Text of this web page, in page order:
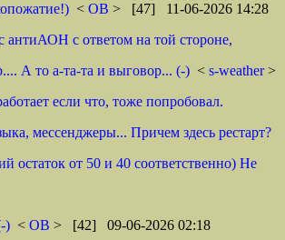
< ОВ > [47] 11-06-2026 14:28
антиАОН с ответом на той стороне,
А то а-та-та и выговор... (-) < s-weather>
если что, тоже попробовал.
мессенджеры... Причем здесь рестарт?
остаток от 50 и 40 соответственно) Не
) < ОВ > [42] 09-06-2026 02:18